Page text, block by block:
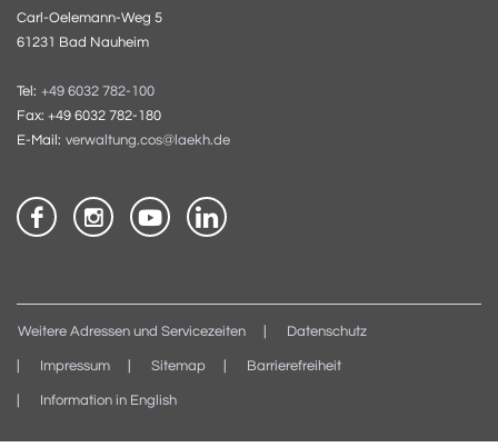
Carl-Oelemann-Weg 5
61231 Bad Nauheim
Tel: +49 6032 782-100
Fax: +49 6032 782-180
E-Mail: verwaltung.cos@laekh.de
Weitere Adressen und Servicezeiten Datenschutz
Impressum Sitemap Barrierefreiheit
Information in English